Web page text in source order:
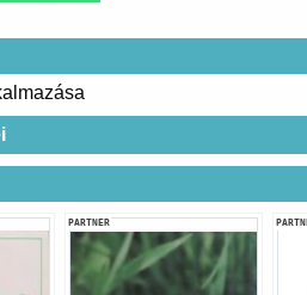
PARTNER